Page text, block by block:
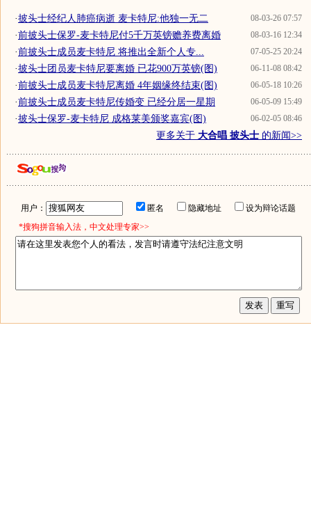
08-03-26 07:57
·披头士经纪人肺癌病逝 麦卡特尼:他独一无二
08-03-16 12:34
·前披头士保罗-麦卡特尼付5千万英镑赡养费离婚
07-05-25 20:24
·前披头士成员麦卡特尼 将推出全新个人专...
06-11-08 08:42
·披头士团员麦卡特尼要离婚 已花900万英镑(图)
06-05-18 10:26
·前披头士成员麦卡特尼离婚 4年姻缘终结束(图)
06-05-09 15:49
·前披头士成员麦卡特尼传婚变 已经分居一星期
06-02-05 08:46
·披头士保罗-麦卡特尼 成格莱美颁奖嘉宾(图)
更多关于 大合唱 披头士 的新闻>>
用户： 匿名 隐藏地址
设为辩论话题
*搜狗拼音输入法，中文处理专家>>